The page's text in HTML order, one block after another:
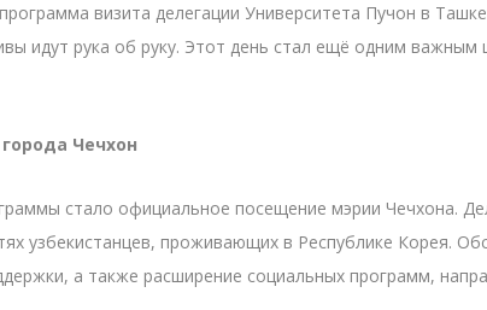
визита делегации Университета Пучон в
идут рука об руку. Этот день стал ещё одним
Чечхон
стало официальное посещение мэрии Чечхона.
узбекистанцев, проживающих в Республике Корея.
а также расширение социальных программ,